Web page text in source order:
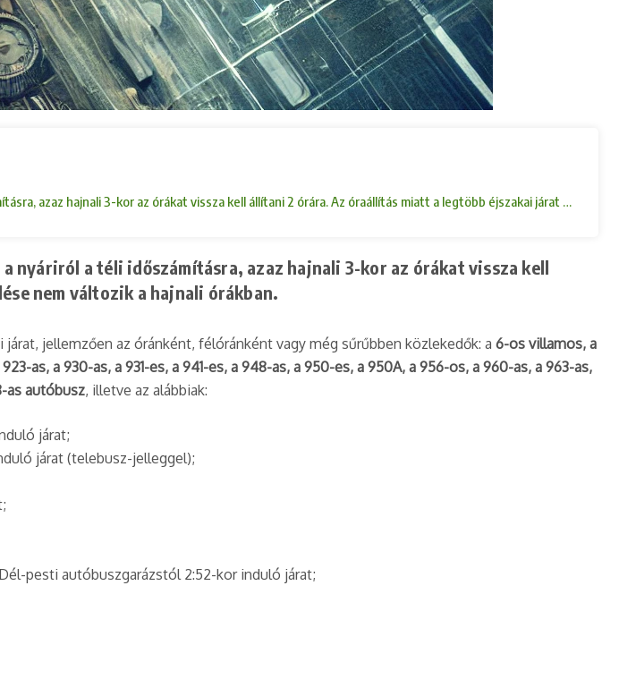
azaz hajnali 3-kor az órákat vissza kell állítani 2 órára. Az óraállítás miatt a legtöbb éjszakai járat
a téli időszámításra, azaz hajnali 3-kor az órákat vissza kell
nem változik a hajnali órákban.
járat, jellemzően az óránként, félóránként vagy még sűrűbben közlekedők: a 6-os villamos, a
as, a 930-as, a 931-es, a 941-es, a 948-as, a 950-es, a 950A, a 956-os, a 960-as, a 963-as,
as autóbusz, illetve az alábbiak:
járat;
járat (telebusz-jelleggel);
pesti autóbuszgarázstól 2:52-kor induló járat;